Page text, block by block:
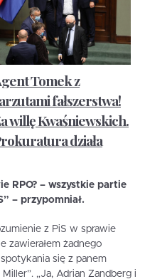
Tomek z
fałszerstwa!
willę Kwaśniewskich.
działa
RPO? – wszystkie partie
– przypomniał.
z PiS w sprawie
zawierałem żadnego
się z panem
„Ja, Adrian Zandberg i